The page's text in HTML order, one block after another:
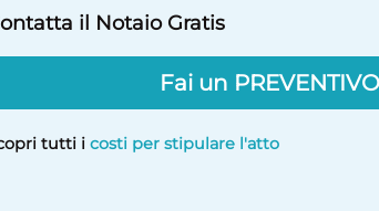
il Notaio Gratis
Fai un
tutti icosti per stipulare l'atto